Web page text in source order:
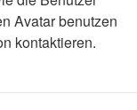
Avatar benutzen
kontaktieren.